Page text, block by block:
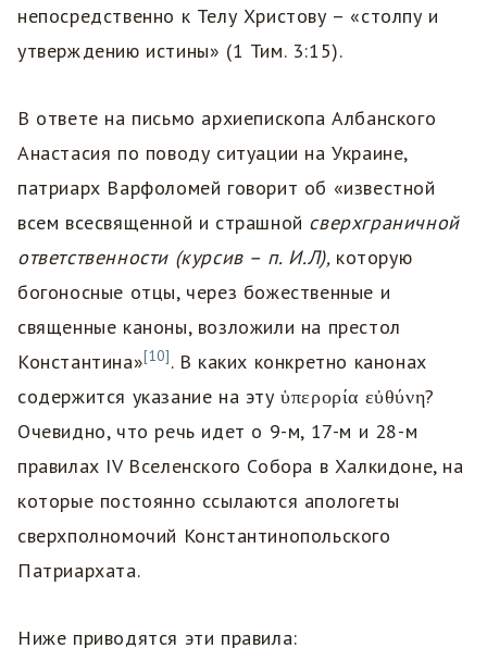
непосредственно к Телу Христову – «столпу и
утверждению истины» (1 Тим. 3:15).
В ответе на письмо архиепископа Албанского
Анастасия по поводу ситуации на Украине,
патриарх Варфоломей говорит об «известной
всем всесвященной и страшной сверхграничной
ответственности (курсив – п. И.Л), которую
богоносные отцы, через божественные и
священные каноны, возложили на престол
Константина»[10]. В каких конкретно канонах
содержится указание на эту ὑπερορία εὐθύνη?
Очевидно, что речь идет о 9-м, 17-м и 28-м
правилах IV Вселенского Собора в Халкидоне, на
которые постоянно ссылаются апологеты
сверхполномочий Константинопольского
Патриархата.
Ниже приводятся эти правила: